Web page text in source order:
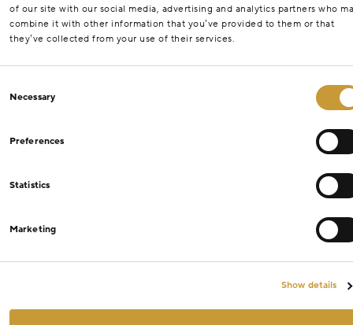
of our site with our social media, advertising and analytics partners who
combine it with other information that you’ve provided to them or that
they’ve collected from your use of their services.
Selection
Necessary
Preferences
Statistics
Marketing
Show details